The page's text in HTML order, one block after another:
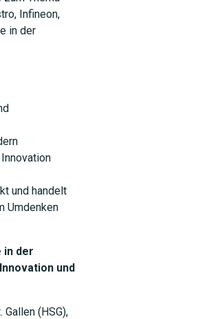
Infineon,
in der
und handelt
Umdenken
in der
und
(HSG),